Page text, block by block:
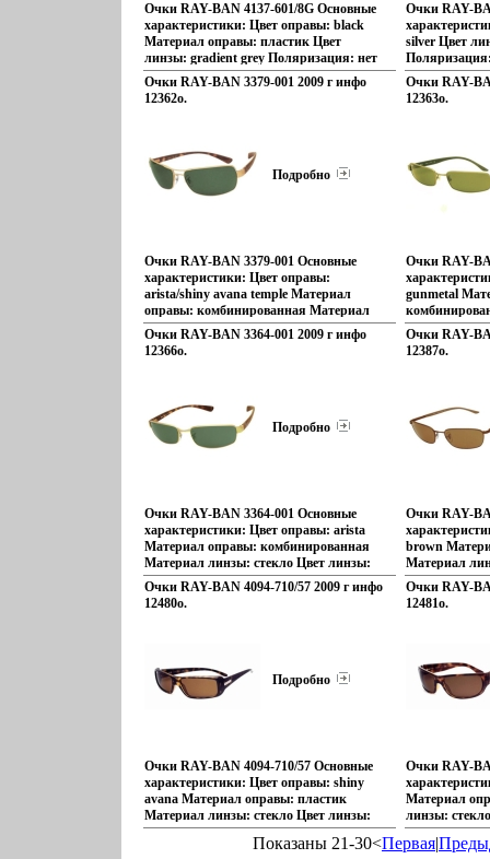
Очки RAY-BAN 4137-601/8G Основные
характеристики: Цвет оправы: black
Материал оправы: пластик Цвет
линзы: gradient grey Поляризация: нет
Производитель: Luxottica Коллекция:
FAST вфяео Артикул: 4137-601/8G.
Очки RAY-BAN 3379-001 2009 г инфо
12362o.
Подробно
Очки RAY-BAN 3379-001 Основные
характеристики: Цвет оправы:
arista/shiny avana temple Материал
оправы: комбинированная Материал
линзы: стекло Цвет линзы: G-15XLT
Поляризация: нет
Производитель:бэпжэ Luxottica
Очки RAY-BAN 3364-001 2009 г инфо
12366o.
Подробно
Очки RAY-BAN 3364-001 Основные
характеристики: Цвет оправы: arista
Материал оправы: комбинированная
Материал линзы: стекло Цвет линзы:
G-15XLT Поляризация: нет
Производитель: Luxottica
Коллекбэпжфция: ACTIVE
Очки RAY-BAN 4094-710/57 2009 г инфо
12480o.
Подробно
Очки RAY-BAN 4094-710/57 Основные
характеристики: Цвет оправы: shiny
avana Материал оправы: пластик
Материал линзы: стекло Цвет линзы:
B-15XLT Поляризация: нет
Производитель: Luxottica
Очки RAY-
silver Цвет
Luxottica
Артикул:
Очки RAY-
12363o.
Очки RAY-
gunmetal
стекло Цвет
Luxottica
Очки RAY-
12387o.
Очки RAY-
brown
Материал
B-15XLT
Очки RAY-
12481o.
Очки RAY-
Материал
линзы:
Luxottica
Показаны 21-30<Первая|